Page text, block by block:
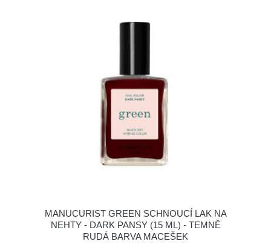
MANUCURIST GREEN SCHNOUCÍ LAK NA
NEHTY - DARK PANSY (15 ML) - TEMNĚ
RUDÁ BARVA MACEŠEK